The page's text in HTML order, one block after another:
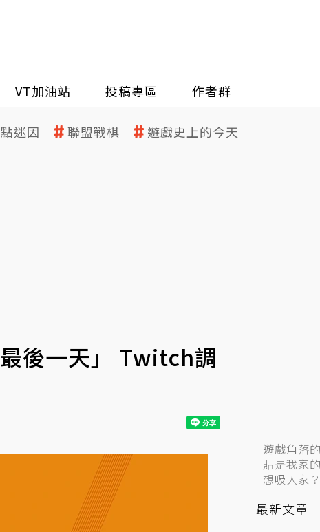
VT加油站 投稿專區 作者群
迷因 聯盟戰棋 遊戲史上的今天
後一天」 Twitch調
遊戲角落
貼是我家
想吸人家？
最新文章